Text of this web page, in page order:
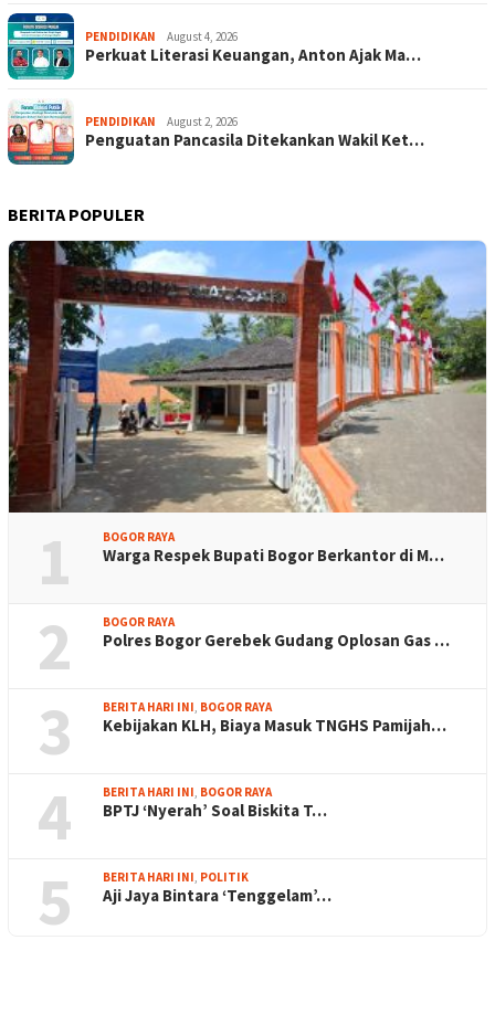
PENDIDIKAN August 4, 2026
Perkuat Literasi Keuangan, Anton Ajak Ma…
PENDIDIKAN August 2, 2026
Penguatan Pancasila Ditekankan Wakil Ket…
BERITA POPULER
1 BOGOR RAYA
Warga Respek Bupati Bogor Berkantor di M…
2 BOGOR RAYA
Polres Bogor Gerebek Gudang Oplosan Gas …
3 BERITA HARI INI, BOGOR RAYA
Kebijakan KLH, Biaya Masuk TNGHS Pamijah…
4 BERITA HARI INI, BOGOR RAYA
BPTJ ‘Nyerah’ Soal Biskita T…
5 BERITA HARI INI, POLITIK
Aji Jaya Bintara ‘Tenggelam’…